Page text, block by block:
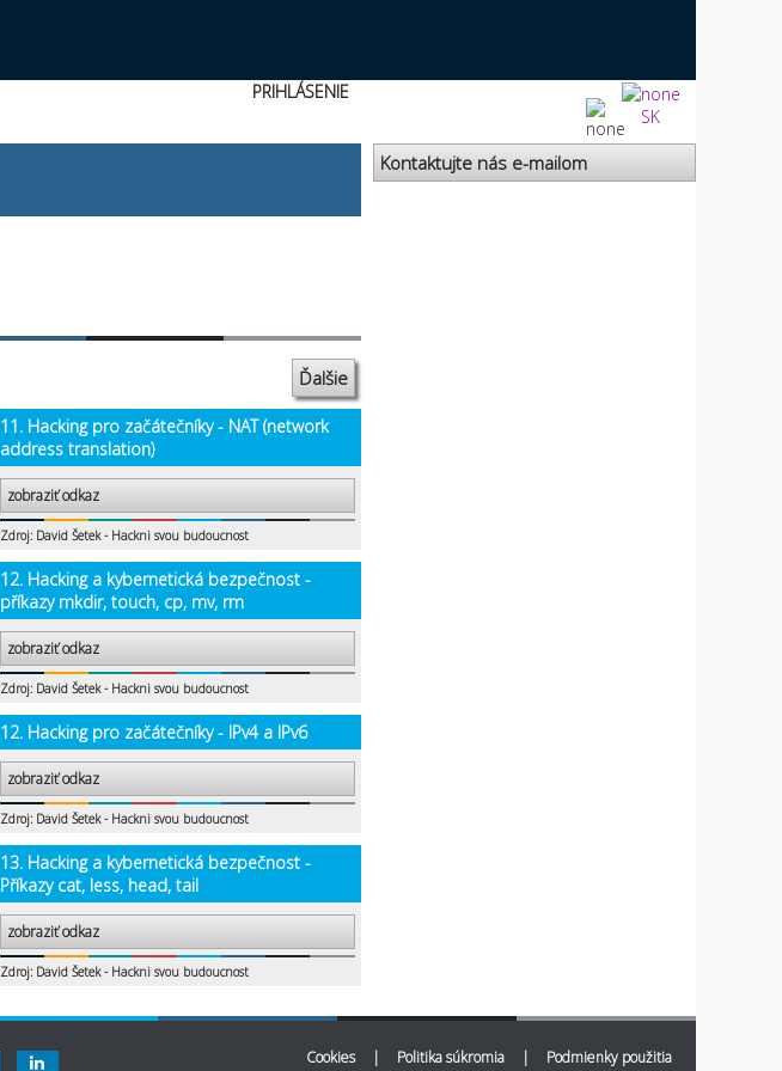
PRIHLÁSENIE
SK
Ďalšie
11. Hacking pro začátečníky - NAT (network
address translation)
zobraziť odkaz
Zdroj: David Šetek - Hackni svou budoucnost
12. Hacking a kybernetická bezpečnost -
příkazy mkdir, touch, cp, mv, rm
zobraziť odkaz
Zdroj: David Šetek - Hackni svou budoucnost
12. Hacking pro začátečníky - IPv4 a IPv6
zobraziť odkaz
Zdroj: David Šetek - Hackni svou budoucnost
13. Hacking a kybernetická bezpečnost -
Příkazy cat, less, head, tail
zobraziť odkaz
Zdroj: David Šetek - Hackni svou budoucnost
Kontaktujte nás e-mailom
Cookies | Politika súkromia | Podmienky použitia